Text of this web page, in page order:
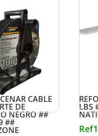
CABLE
DE
NEGRO ##
##
PIE
LBS
Ref